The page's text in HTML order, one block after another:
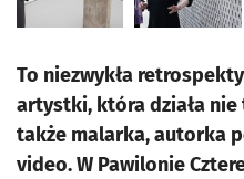
To niezwykła
artystki, która działa
także malarka, autorka
video. W Pawilonie